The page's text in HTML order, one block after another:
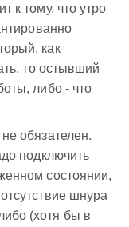
к тому, что утро
как
то остывший
либо - что
обязателен.
подключить
состоянии,
шнура
(хотя бы в